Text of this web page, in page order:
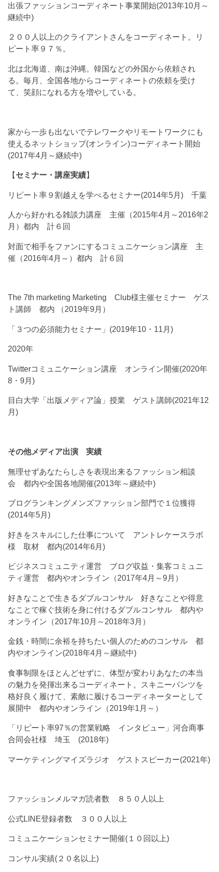
出張ファッションコーディネート事業開始(2013年10月～
継続中)
２００人以上のクライアントさんをコーディネート。リ
ピート率９７％。
北は北海道、南は沖縄。韓国などの外国から依頼され
る。毎月、全国各地からコーディネートの依頼を受け
て、笑顔になれる方を増やしている。
家から一歩も出ないでテレワークやリモートワークにも
使えるネットショップ(オンライン)コーディネート開始
(2017年4月～継続中)
【セミナー・講座実績】
リピート率９割越えを学べるセミナー(2014年5月) 千葉
人から好かれる雑談力講座 主催（2015年4月～2016年2
月）都内 計６回
対面で相手をファンにするコミュニケーション講座 主
催（2016年4月～）都内 計６回
The 7th marketing Marketing Club様主催セミナー ゲス
ト講師 都内 （2019年9月）
「３つの必須能力セミナー」(2019年10・11月)
2020年
Twitterコミュニケーション講座 オンライン開催(2020年
8・9月)
目白大学「出版メディア論」授業 ゲスト講師(2021年12
月)
その他メディア出演 実績
無理せずあなたらしさを表現出来るファッション相談
会 都内や全国各地開催(2013年～継続中)
ブログランキングメンズファッション部門で１位獲得
(2014年5月)
好きをスキルにした仕事について アントレケースラボ
様 取材 都内(2014年6月)
ビジネスコミュニティ運営 ブログ収益・集客コミュニ
ティ運営 都内やオンライン（2017年4月～9月）
好きなことで生きるダブルコンサル 好きなことや得意
なことで稼ぐ技術を身に付けるダブルコンサル 都内や
オンライン（2017年10月～2018年3月）
金銭・時間に余裕を持ちたい個人のためのコンサル 都
内やオンライン(2018年4月～継続中)
食事制限をほとんどせずに、体型が変わりあなたの本当
の魅力を発揮出来るコーディネート。スキニーパンツを
格好良く履けて、素敵に履けるコーディネーターとして
展開中 都内やオンライン（2019年1月～）
「リピート率97％の営業戦略 インタビュー」河合商事
合同会社様 埼玉 (2018年)
マーケティングマイズラジオ ゲストスピーカー(2021年)
ファッションメルマガ読者数 ８５０人以上
公式LINE登録者数 ３００人以上
コミュニケーションセミナー開催(１０回以上)
コンサル実績(２０名以上)